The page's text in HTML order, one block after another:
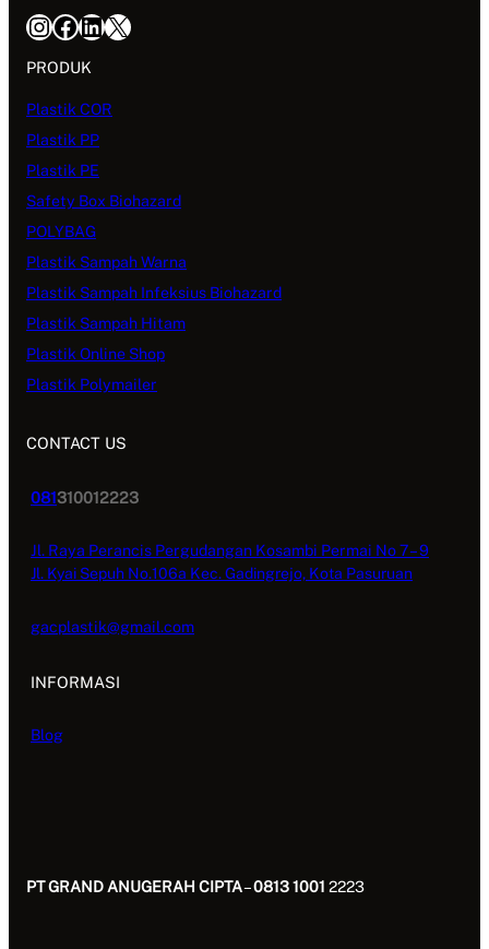
InstagramFacebook LinkedIn X
PRODUK
Plastik COR
Plastik PP
Plastik PE
Safety Box Biohazard
POLYBAG
Plastik Sampah Warna
Plastik Sampah Infeksius Biohazard
Plastik Sampah Hitam
Plastik Online Shop
Plastik Polymailer
CONTACT US
081310012223
Jl. Raya Perancis Pergudangan Kosambi Permai No 7 – 9
Jl. Kyai Sepuh No.106a Kec. Gadingrejo, Kota Pasuruan
gacplastik@gmail.com
INFORMASI
Blog
PT GRAND ANUGERAH CIPTA–0813 1001 2223